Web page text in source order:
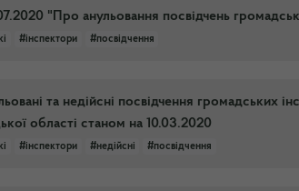
"Про анульовання посвідчень
#інспектори #посвідчення
та недійсні посвідчення громадських
області станом на 10.03.2020
#інспектори #недійсні #посвідчення